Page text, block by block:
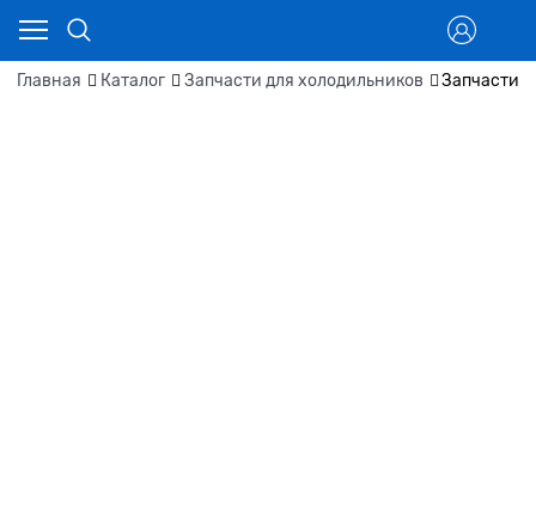
Главная Каталог Запчасти для холодильников Запчасти